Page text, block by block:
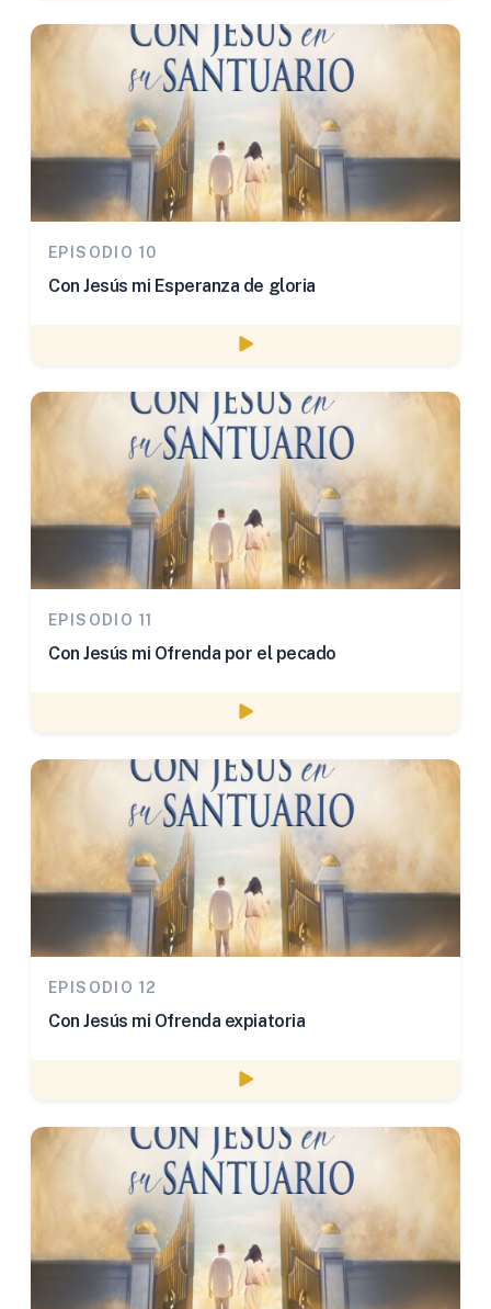
EPISODIO 10
Con Jesús mi Esperanza de gloria
Watch episode
EPISODIO 11
Con Jesús mi Ofrenda por el pecado
Watch episode
EPISODIO 12
Con Jesús mi Ofrenda expiatoria
Watch episode